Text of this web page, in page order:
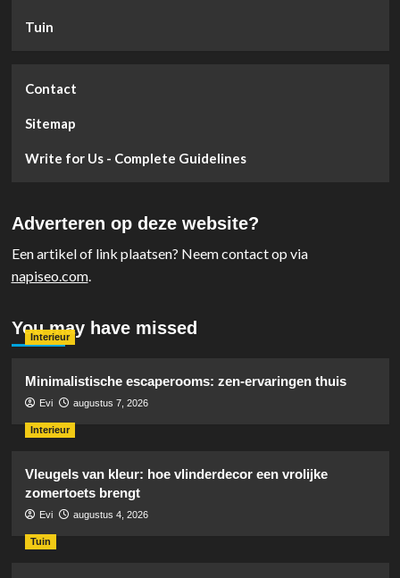
Tuin
Contact
Sitemap
Write for Us - Complete Guidelines
Adverteren op deze website?
Een artikel of link plaatsen? Neem contact op via
napiseo.com.
You may have missed
Interieur
Minimalistische escaperooms: zen-ervaringen thuis
Evi augustus 7, 2026
Interieur
Vleugels van kleur: hoe vlinderdecor een vrolijke
zomertoets brengt
Evi augustus 4, 2026
Tuin